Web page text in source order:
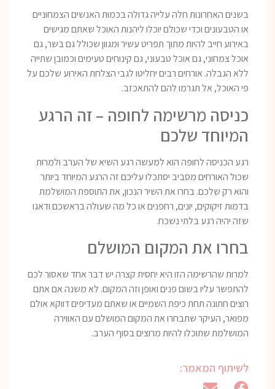
בשנים האחרונות חלה עלייה גדולה בכמות האנשים הצמחוניים
או הטבעונים וכדי שכולם יוכלו ליהנות האוכל שאתם מגישים
באירוע חייב להיות מתוך תפריט עשיר ומגוון שכולל גם בשר, גם
אוכל צמחוני, גם אוכל טבעוני, גם קינוחים טעימים וכמובן שתייה
ללא הגבלה. אורחים רבים יחליטו לגבי הצלחת האירוע שלכם על
פי האוכל, אל תגרמו להם להתאכזב.
כניסה מרשימה לחופה – זה הרגע
המיוחד שלכם
רגע הכניסה לחופה הוא למעשה רגע השיא של הערב ולמרות
שכול האורחים מסביב יסתכלו עליכם זה הרגע המיוחד ביותר
והוא רק שלכם. בחרו את השיר הנכון, את התוספת המושלמת
בדמות זיקוקים, יונים, רחפנים או כל מה שעולה בראשכם ודאגו
שזה יהיה רגע בלתי נשכח.
בחרו את המקום המושלם
למרות שהרשימה הזו היא יחסית קצרה יש דבר אחד שאסור לכם
להתפשר עליו בשום פנים ואופן וזה המקום. לא משנה אם אתם
רוצים חתונה תחת כיפת השמיים או שאתם מעדיפים דווקא אולם
מפואר, העיקר שתבחרו את המקום המושלם עם האווירה
המושלמת שתוכלו להיות מרוצים בסוף הערב.
לשיתוף המאמר: